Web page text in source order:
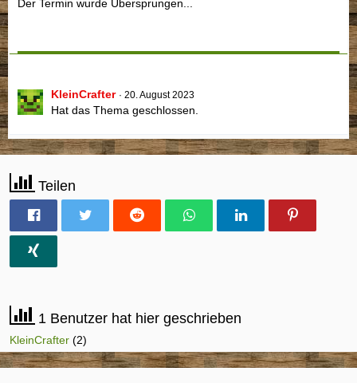
Der Termin wurde Übersprungen...
KleinCrafter 20. August 2023
Hat das Thema geschlossen.
Teilen
1 Benutzer hat hier geschrieben
KleinCrafter (2)